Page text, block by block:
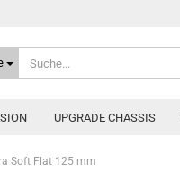
UPGRADE CHASSIS
Soft Flat 125 mm